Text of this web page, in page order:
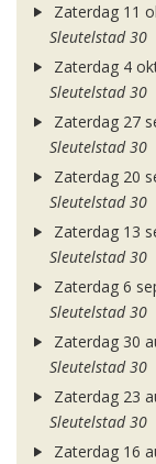
Zaterdag 11
Sleutelstad 30
Zaterdag 4
Sleutelstad 30
Zaterdag 27
Sleutelstad 30
Zaterdag 20
Sleutelstad 30
Zaterdag 13
Sleutelstad 30
Zaterdag 6
Sleutelstad 30
Zaterdag 30
Sleutelstad 30
Zaterdag 23
Sleutelstad 30
Zaterdag 16